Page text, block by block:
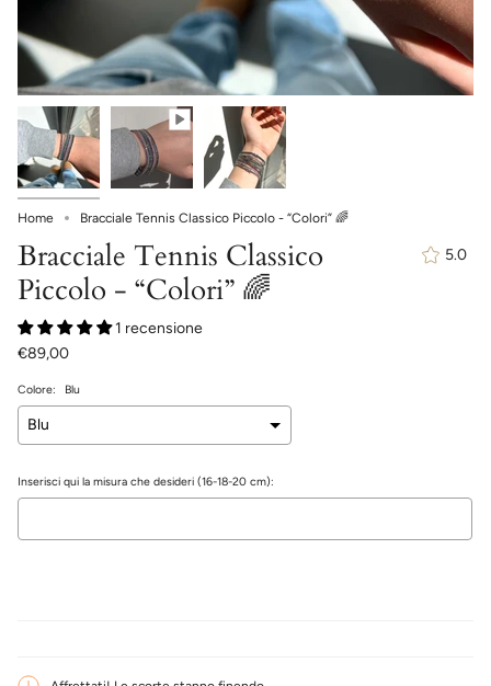
Home Bracciale Tennis Classico Piccolo - “Colori” 🌈
Bracciale Tennis Classico
Piccolo - “Colori” 🌈
5.0
1 recensione
€89,00
Colore: Blu
Inserisci qui la misura che desideri (16-18-20 cm):